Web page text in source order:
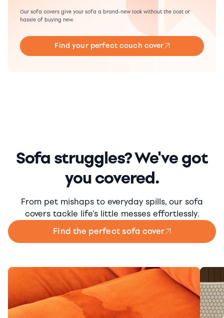
Our sofa covers give your sofa a brand-new look without the cost or
hassle of buying new.
Find your perfect couch cover
Sofa struggles? We've got
you covered.
From pet mishaps to everyday spills, our sofa
covers tackle life's little messes effortlessly.
Find the perfect sofa cover